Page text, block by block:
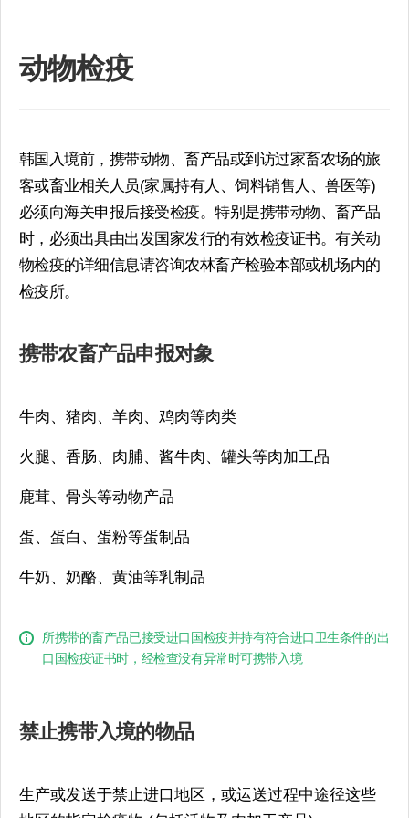
动物检疫
韩国入境前，携带动物、畜产品或到访过家畜农场的旅
客或畜业相关人员(家属持有人、饲料销售人、兽医等)
必须向海关申报后接受检疫。特别是携带动物、畜产品
时，必须出具由出发国家发行的有效检疫证书。有关动
物检疫的详细信息请咨询农林畜产检验本部或机场内的
检疫所。
携带农畜产品申报对象
牛肉、猪肉、羊肉、鸡肉等肉类
火腿、香肠、肉脯、酱牛肉、罐头等肉加工品
鹿茸、骨头等动物产品
蛋、蛋白、蛋粉等蛋制品
牛奶、奶酪、黄油等乳制品
所携带的畜产品已接受进口国检疫并持有符合进口卫生条件的出
口国检疫证书时，经检查没有异常时可携带入境
禁止携带入境的物品
生产或发送于禁止进口地区，或运送过程中途径这些